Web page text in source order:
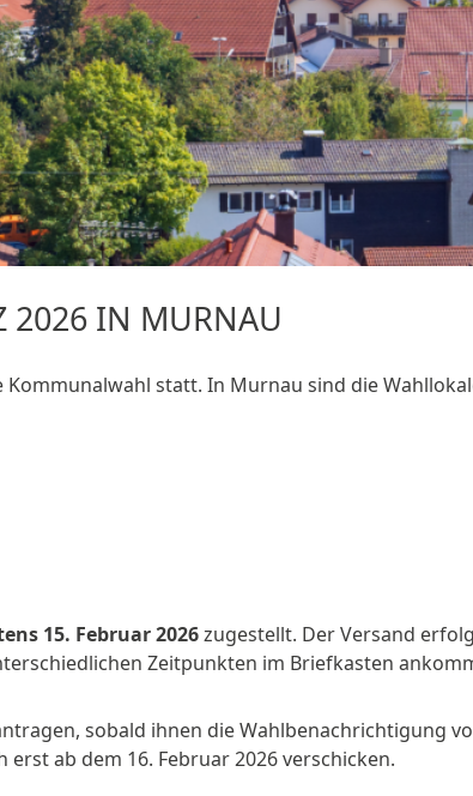
2026 IN MURNAU
statt. In Murnau sind die
15. Februar 2026zugestellt. Der Versand
Zeitpunkten im Briefkasten
sobald ihnen die Wahlbenachrichtigung
ab dem 16. Februar 2026 verschicken.